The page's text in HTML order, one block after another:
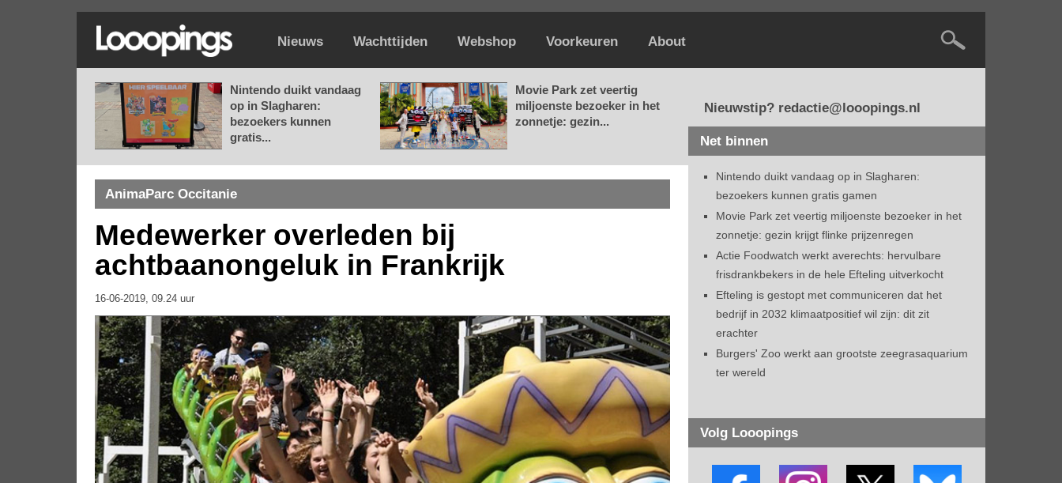
Nieuws Wachttijden Webshop Voorkeuren About
Nintendo duikt vandaag
op in Slagharen:
bezoekers kunnen
gratis...
Movie Park zet veertig
miljoenste bezoeker in het
zonnetje: gezin...
AnimaParc Occitanie
Medewerker overleden bij
achtbaanongeluk in Frankrijk
16-06-2019, 09.24 uur
Nieuwstip? redactie@looopings.nl
Net binnen
Nintendo duikt vandaag op in Slagharen:
bezoekers kunnen gratis gamen
Movie Park zet veertig miljoenste bezoeker in het
zonnetje: gezin krijgt flinke prijzenregen
Actie Foodwatch werkt averechts: hervulbare
frisdrankbekers in de hele Efteling uitverkocht
Efteling is gestopt met communiceren dat het
bedrijf in 2032 klimaatpositief wil zijn: dit zit
erachter
Burgers' Zoo werkt aan grootste zeegrasaquarium
ter wereld
Volg Looopings